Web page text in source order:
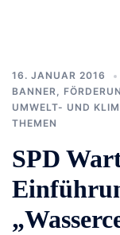
16. JANUAR 2016
BANNER,
UMWELT- UND
THEMEN
SPD